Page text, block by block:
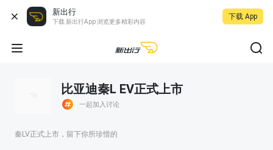
新出行
下载 新出行App 浏览更多精彩内容
下载 App
比亚迪秦L EV正式上市
一起加入讨论
秦LV正式上市，留下你所珍惜的